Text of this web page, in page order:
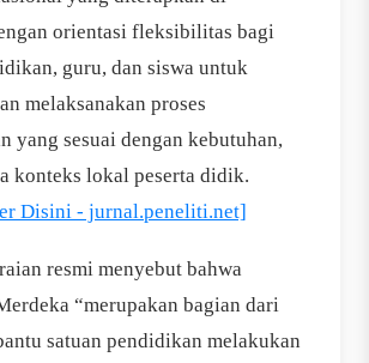
orientasi fleksibilitas bagi
guru, dan siswa untuk
melaksanakan proses
yang sesuai dengan kebutuhan,
konteks lokal peserta didik.
Disini - jurnal.peneliti.net]
resmi menyebut bahwa
“merupakan bagian dari
satuan pendidikan melakukan